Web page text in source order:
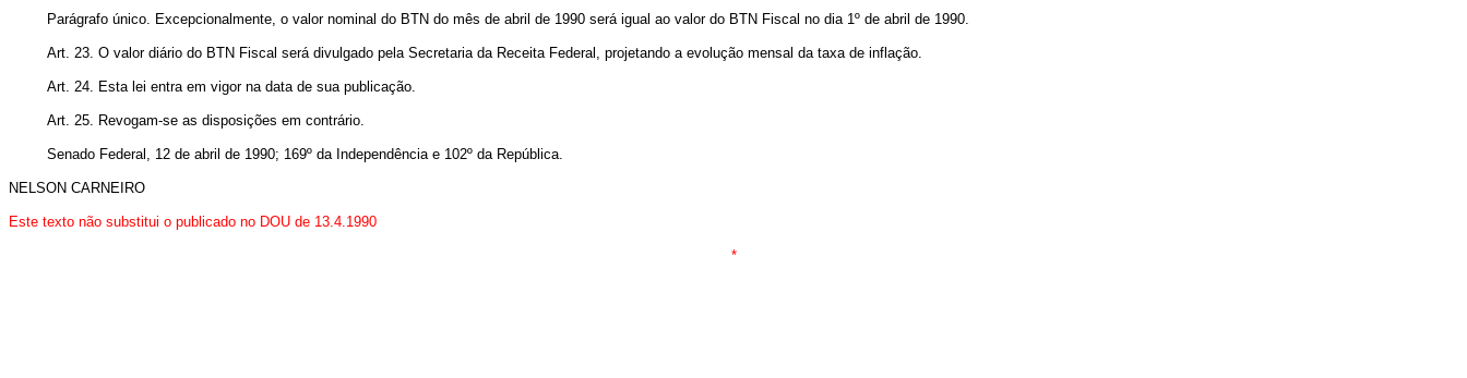
Parágrafo único. Excepcionalmente, o valor nominal do BTN do mês de abril de 1990 será igual ao valor do BTN Fiscal no dia 1º de abril de 1990.
Art. 23. O valor diário do BTN Fiscal será divulgado pela Secretaria da Receita Federal, projetando a evolução mensal da taxa de inflação.
Art. 24. Esta lei entra em vigor na data de sua publicação.
Art. 25. Revogam-se as disposições em contrário.
Senado Federal, 12 de abril de 1990; 169º da Independência e 102º da República.
NELSON CARNEIRO
Este texto não substitui o publicado no DOU de 13.4.1990
*